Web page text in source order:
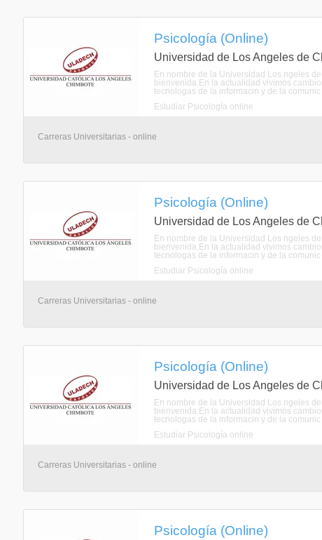
Psicología (Online)
Universidad de Los Angeles de
En nombre de la Universidad Los ngeles
bienvenida.En la actualidad vivimos
tecnologas de la informacin y de la comunic
Estudiar Psicología online
Carreras Universitarias - online
Psicología (Online)
Universidad de Los Angeles de
En nombre de la Universidad Los ngeles
bienvenida.En la actualidad vivimos
tecnologas de la informacin y de la comunic
Estudiar Psicología online
Carreras Universitarias - online
Psicología (Online)
Universidad de Los Angeles de
En nombre de la Universidad Los ngeles
bienvenida.En la actualidad vivimos
tecnologas de la informacin y de la comunic
Estudiar Psicología online
Carreras Universitarias - online
Psicología (Online)